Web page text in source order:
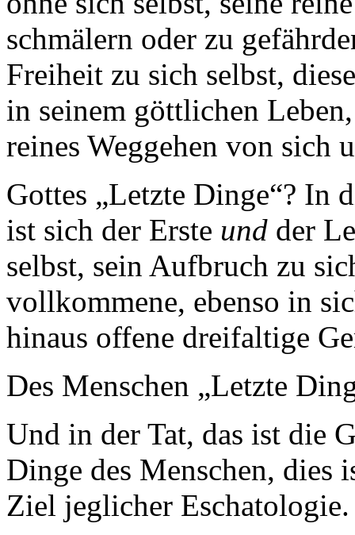
schmälern oder zu
Freiheit zu sich selbst,
in seinem göttlichen
reines Weggehen von sich
Gottes „Letzte Dinge“? In
ist sich der Erste und der
selbst, sein Aufbruch zu
vollkommene, ebenso in
hinaus offene dreifaltige
Des Menschen „Letzte
Und in der Tat, das ist die
Dinge des Menschen, dies
Ziel jeglicher Eschatologie.